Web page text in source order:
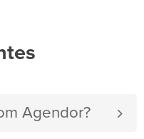
Agendor?